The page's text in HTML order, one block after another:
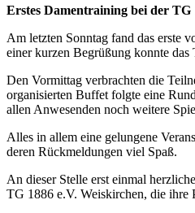
Erstes Damentraining bei der TG
Am letzten Sonntag fand das erste
einer kurzen Begrüßung konnte das
Den Vormittag verbrachten die
organisierten Buffet folgte eine
allen Anwesenden noch weitere
Alles in allem eine gelungene
deren Rückmeldungen viel Spaß.
An dieser Stelle erst einmal
TG 1886 e.V. Weiskirchen, die ihre